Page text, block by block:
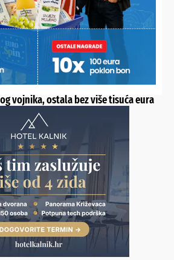
vojnika, ostala bez više tisuća eura